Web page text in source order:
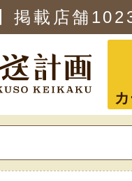
掲載店舗